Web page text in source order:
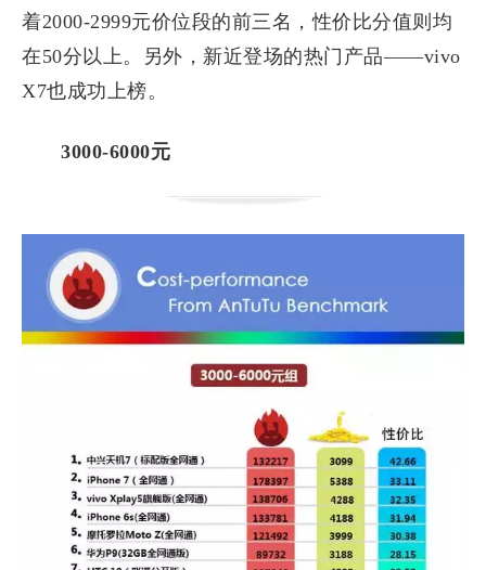
着2000-2999元价位段的前三名，性价比分值则均
在50分以上。另外，新近登场的热门产品——vivo
X7也成功上榜。
3000-6000元